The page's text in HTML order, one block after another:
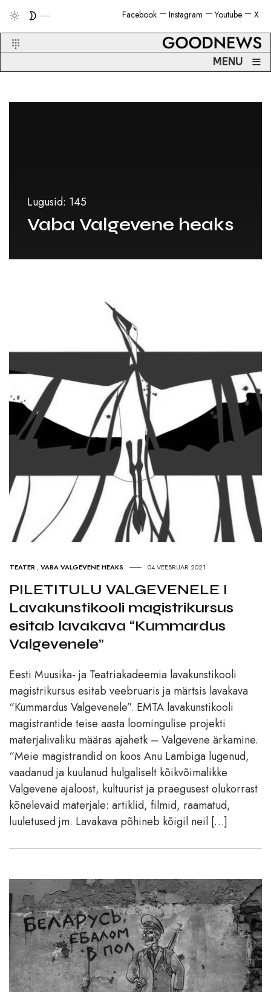
X
Youtube
Instagram
Facebook
MENU ≡
Lugusid: 145
Vaba Valgevene heaks
TEATER ,VABA VALGEVENE HEAKS 04.VEEBRUAR 2021
PILETITULU VALGEVENELE I
Lavakunstikooli magistrikursus
esitab lavakava “Kummardus
Valgevenele”
Eesti Muusika- ja Teatriakadeemia lavakunstikooli
magistrikursus esitab veebruaris ja märtsis lavakava
“Kummardus Valgevenele”. EMTA lavakunstikooli
magistrantide teise aasta loomingulise projekti
materjalivaliku määras ajahetk – Valgevene ärkamine.
“Meie magistrandid on koos Anu Lambiga lugenud,
vaadanud ja kuulanud hulgaliselt kõikvõimalikke
Valgevene ajaloost, kultuurist ja praegusest olukorrast
kõnelevaid materjale: artiklid, filmid, raamatud,
luuletused jm. Lavakava põhineb kõigil neil […]